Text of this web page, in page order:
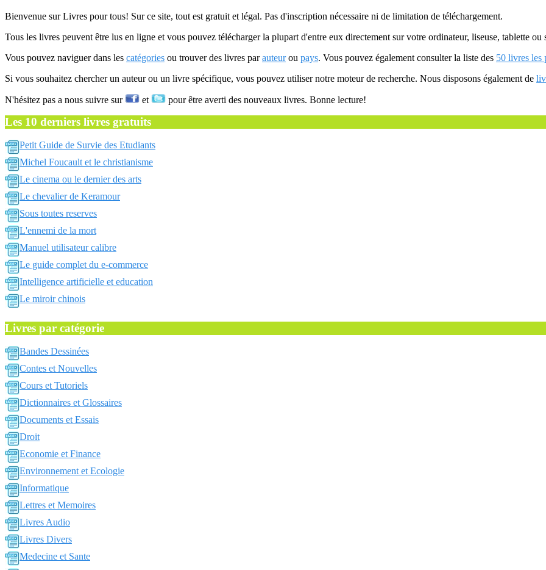
Bienvenue sur Livres pour tous! Sur ce site, tout est gratuit et légal. Pas d'inscription nécessaire ni de limitation de téléchargement.
Tous les livres peuvent être lus en ligne et vous pouvez télécharger la plupart d'entre eux directement sur votre ordinateur, liseuse, tablette ou
Vous pouvez naviguer dans les catégories ou trouver des livres parauteurou pays. Vous pouvez également consulter la liste des 50 livres les
Si vous souhaitez chercher un auteur ou un livre spécifique, vous pouvez utiliser notre moteur de recherche. Nous disposons également de
N'hésitez pas a nous suivre sur et pour être averti des nouveaux livres. Bonne lecture!
Les 10 derniers livres gratuits
Petit Guide de Survie des Etudiants
Michel Foucault et le christianisme
Le cinema ou le dernier des arts
Le chevalier de Keramour
Sous toutes reserves
L'ennemi de la mort
Manuel utilisateur calibre
Le guide complet du e-commerce
Intelligence artificielle et education
Le miroir chinois
Livres par catégorie
Bandes Dessinées
Contes et Nouvelles
Cours et Tutoriels
Dictionnaires et Glossaires
Documents et Essais
Droit
Economie et Finance
Environnement et Ecologie
Informatique
Lettres et Memoires
Livres Audio
Livres Divers
Medecine et Sante